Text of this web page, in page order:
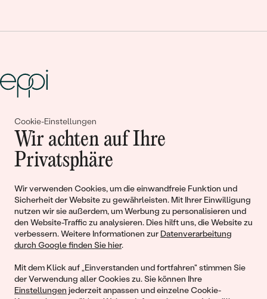
Cookie-Einstellungen
Wir achten auf Ihre
Privatsphäre
Wir verwenden Cookies, um die einwandfreie Funktion und
Sicherheit der Website zu gewährleisten. Mit Ihrer Einwilligung
nutzen wir sie außerdem, um Werbung zu personalisieren und
den Website-Traffic zu analysieren. Dies hilft uns, die Website zu
verbessern. Weitere Informationen zur Datenverarbeitung
durch Google finden Sie hier.
Mit dem Klick auf „Einverstanden und fortfahren" stimmen Sie
der Verwendung aller Cookies zu. Sie können Ihre
Einstellungen jederzeit anpassen und einzelne Cookie-
Gemeinsam erschaffen wir
Geschichten von Schönheit und
Liebe
Begleiten Sie uns!